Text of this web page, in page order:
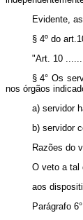
Evidente,
§ 4º do
"Art. 10
§ 4° Os
nos órgãos
a) servidor
b) servidor
Razões do
O veto a tal
aos
Parágrafo